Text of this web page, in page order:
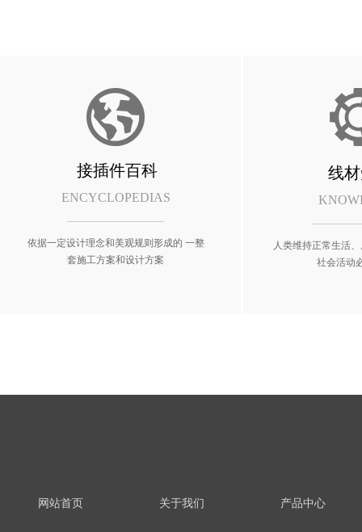
ENCYCLOPEDIAS
人类维持正常生活
社会活动
线
依据一定设计理念和美观规则形成的 一整
套施工方案和设计方案
接插件百科
网站首页 关于我们 产品中心